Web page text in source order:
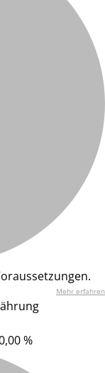
Mehr erfahren
%